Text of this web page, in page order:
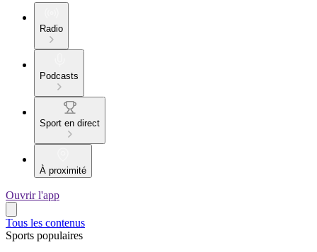
Radio
Podcasts
Sport en direct
À proximité
Ouvrir l'app
Tous les contenus
Sports populaires